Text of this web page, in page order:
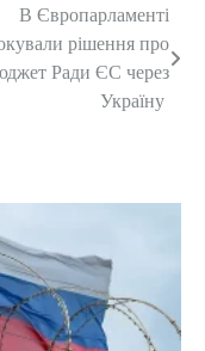
В Європарламенті
рішення про
Ради ЄС через
Україну